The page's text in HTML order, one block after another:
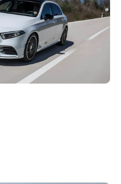
de mantenimiento del
de sus primeros 8 años